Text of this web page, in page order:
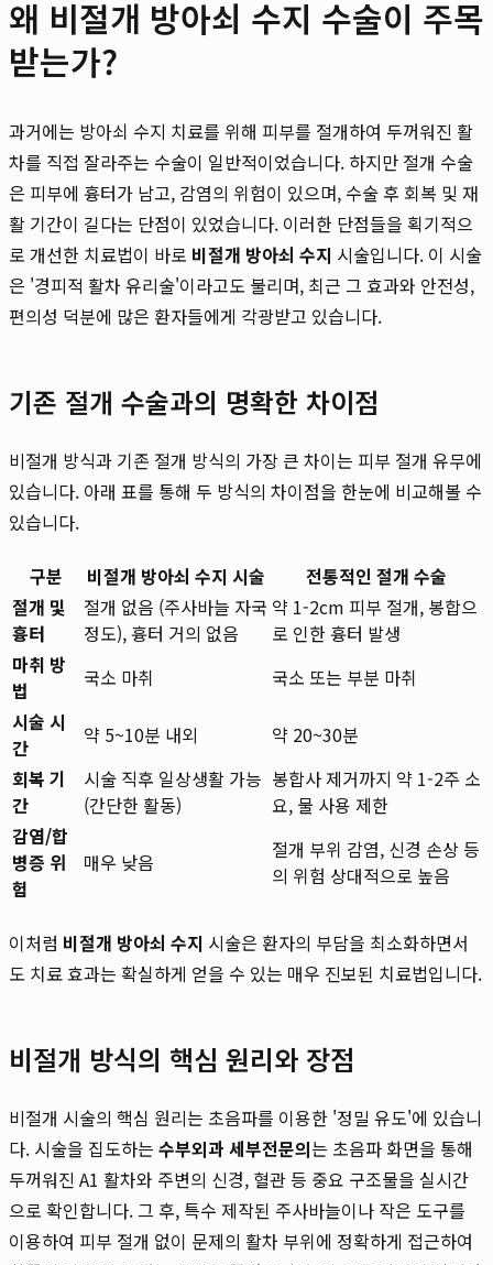
왜 비절개 방아쇠 수지 수술이 주목
받는가?
과거에는 방아쇠 수지 치료를 위해 피부를 절개하여 두꺼워진 활
차를 직접 잘라주는 수술이 일반적이었습니다. 하지만 절개 수술
은 피부에 흉터가 남고, 감염의 위험이 있으며, 수술 후 회복 및 재
활 기간이 길다는 단점이 있었습니다. 이러한 단점들을 획기적으
로 개선한 치료법이 바로 비절개 방아쇠 수지 시술입니다. 이 시술
은 '경피적 활차 유리술'이라고도 불리며, 최근 그 효과와 안전성,
편의성 덕분에 많은 환자들에게 각광받고 있습니다.
기존 절개 수술과의 명확한 차이점
비절개 방식과 기존 절개 방식의 가장 큰 차이는 피부 절개 유무에
있습니다. 아래 표를 통해 두 방식의 차이점을 한눈에 비교해볼 수
있습니다.
구분 비절개 방아쇠 수지 시술
전통적인 절개 수술
절개 및
흉터
절개 없음 (주사바늘 자국
정도), 흉터 거의 없음
약 1-2cm 피부 절개, 봉합으
로 인한 흉터 발생
마취 방
법
국소 마취
국소 또는 부분 마취
시술 시
간
약 5~10분 내외
약 20~30분
회복 기
간
시술 직후 일상생활 가능
(간단한 활동)
봉합사 제거까지 약 1-2주 소
요, 물 사용 제한
감염/합
병증 위
험
매우 낮음
절개 부위 감염, 신경 손상 등
의 위험 상대적으로 높음
이처럼 비절개 방아쇠 수지 시술은 환자의 부담을 최소화하면서
도 치료 효과는 확실하게 얻을 수 있는 매우 진보된 치료법입니다.
비절개 방식의 핵심 원리와 장점
비절개 시술의 핵심 원리는 초음파를 이용한 '정밀 유도'에 있습니
다. 시술을 집도하는 수부외과 세부전문의는 초음파 화면을 통해
두꺼워진 A1 활차와 주변의 신경, 혈관 등 중요 구조물을 실시간
으로 확인합니다. 그 후, 특수 제작된 주사바늘이나 작은 도구를
이용하여 피부 절개 없이 문제의 활차 부위에 정확하게 접근하여